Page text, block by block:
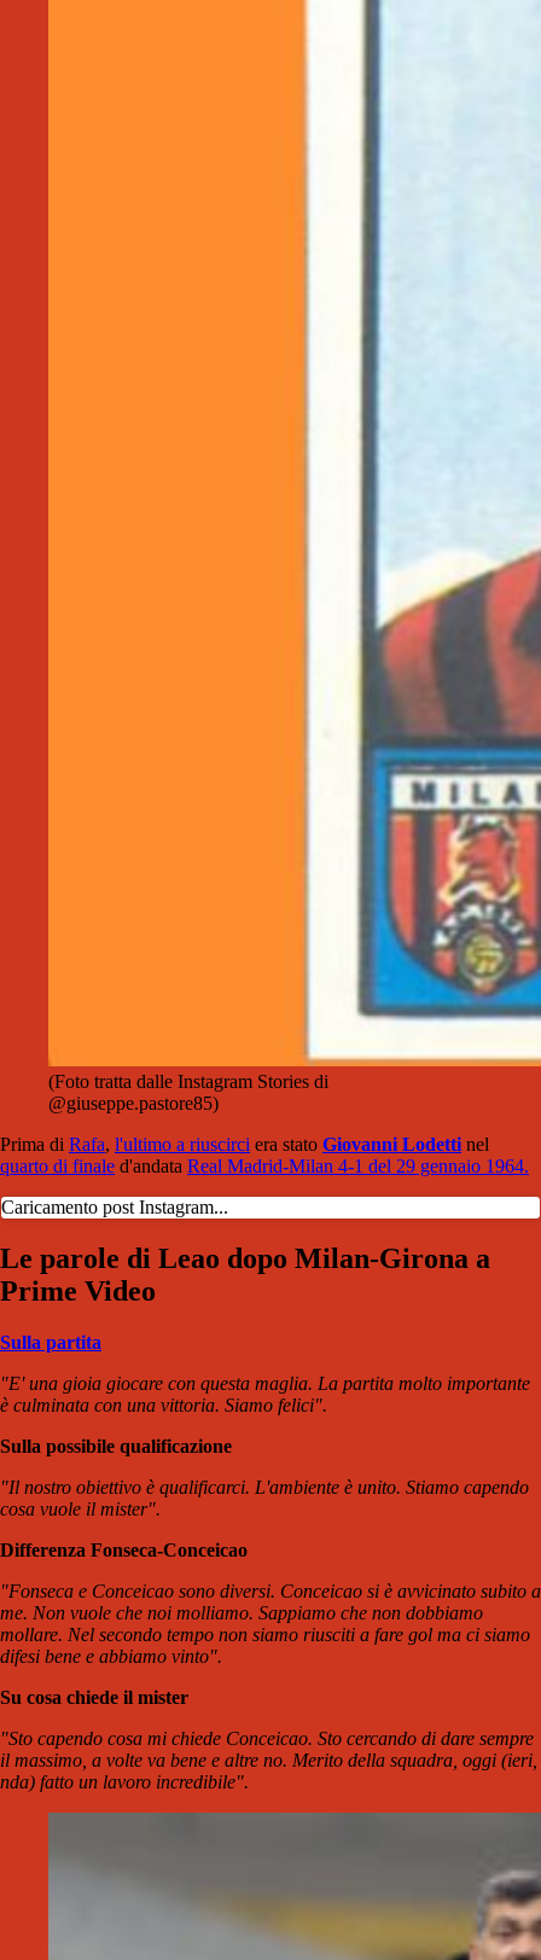
(Foto tratta dalle Instagram Stories di
@giuseppe.pastore85)
Prima di Rafa, l'ultimo a riuscirci era stato Giovanni Lodetti nel
quarto di finale d'andata Real Madrid-Milan 4-1 del 29 gennaio 1964.
Caricamento post Instagram...
Le parole di Leao dopo Milan-Girona a
Prime Video
Sulla partita
"E' una gioia giocare con questa maglia. La partita molto importante
è culminata con una vittoria. Siamo felici".
Sulla possibile qualificazione
"Il nostro obiettivo è qualificarci. L'ambiente è unito. Stiamo capendo
cosa vuole il mister".
Differenza Fonseca-Conceicao
"Fonseca e Conceicao sono diversi. Conceicao si è avvicinato subito a
me. Non vuole che noi molliamo. Sappiamo che non dobbiamo
mollare. Nel secondo tempo non siamo riusciti a fare gol ma ci siamo
difesi bene e abbiamo vinto".
Su cosa chiede il mister
"Sto capendo cosa mi chiede Conceicao. Sto cercando di dare sempre
il massimo, a volte va bene e altre no. Merito della squadra, oggi (ieri,
nda) fatto un lavoro incredibile".